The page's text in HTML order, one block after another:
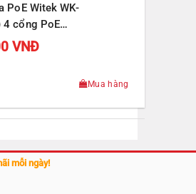
PoE Witek WK-
4 cổng PoE
1 cổng RJ45
VNĐ
Mua hàng
mỗi ngày!